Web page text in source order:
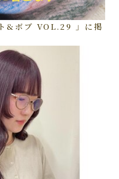
&ボブ VOL.29 」に掲